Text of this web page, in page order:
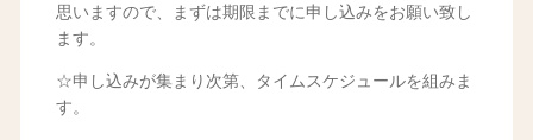
思いますので、まずは期限までに申し込みをお願い致し
ます。
☆申し込みが集まり次第、タイムスケジュールを組みま
す。